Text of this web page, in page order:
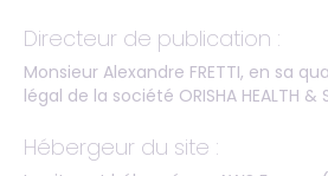
Directeur de publication :
Monsieur Alexandre FRETTI, en sa
légal de la société ORISHA HEALTH &
Hébergeur du site :